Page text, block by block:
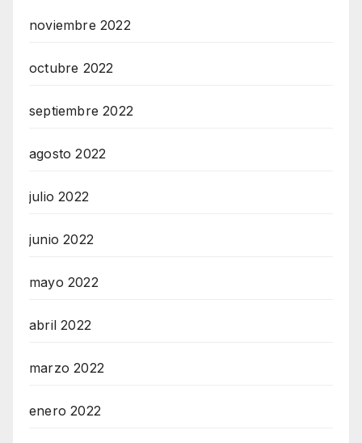
noviembre 2022
octubre 2022
septiembre 2022
agosto 2022
julio 2022
junio 2022
mayo 2022
abril 2022
marzo 2022
enero 2022